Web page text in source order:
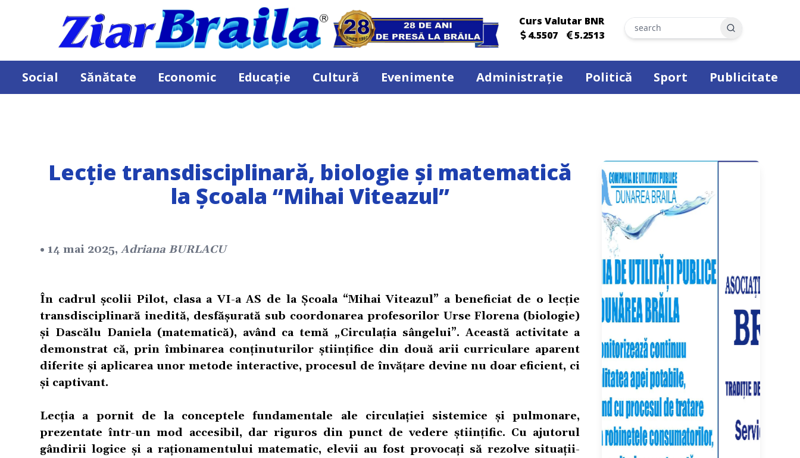
Curs Valutar BNR
4.5507
5.2513
Search
Social Sănătate Economic Educație Cultură Evenimente Administrație Politică Sport Publicitate
Lecție transdisciplinară, biologie și matematică
la Școala “Mihai Viteazul”
• 14 mai 2025,Adriana BURLACU
În cadrul școlii Pilot, clasa a VI-a AS de la Școala “Mihai Viteazul” a beneficiat de o lecție
transdisciplinară inedită, desfășurată sub coordonarea profesorilor Urse Florena (biologie)
și Dascălu Daniela (matematică), având ca temă „Circulația sângelui”. Această activitate a
demonstrat că, prin îmbinarea conținuturilor științifice din două arii curriculare aparent
diferite și aplicarea unor metode interactive, procesul de învățare devine nu doar eficient, ci
și captivant.
Lecția a pornit de la conceptele fundamentale ale circulației sistemice și pulmonare,
prezentate într-un mod accesibil, dar riguros din punct de vedere științific. Cu ajutorul
gândirii logice și a raționamentului matematic, elevii au fost provocați să rezolve situații-